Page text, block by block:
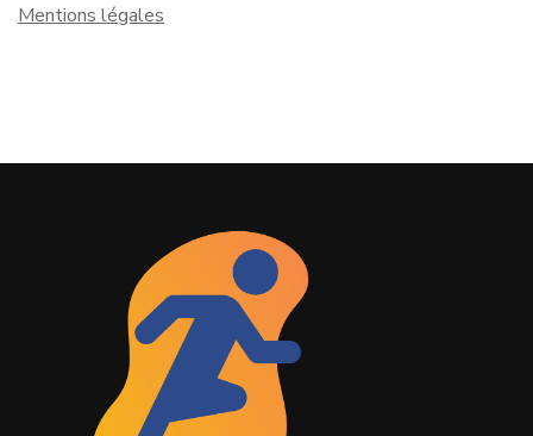
Mentions légales